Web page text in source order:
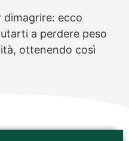
dimagrire: ecco
a perdere peso
ottenendo così